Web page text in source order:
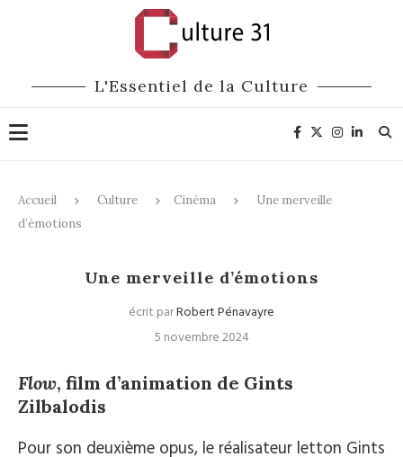
L'Essentiel de la Culture
Accueil Culture Cinéma
Une merveille
d’émotions
Une merveille d’émotions
écrit parRobert Pénavayre
5 novembre 2024
Flow, film d’animation de Gints
Zilbalodis
Pour son deuxième opus, le réalisateur letton Gints